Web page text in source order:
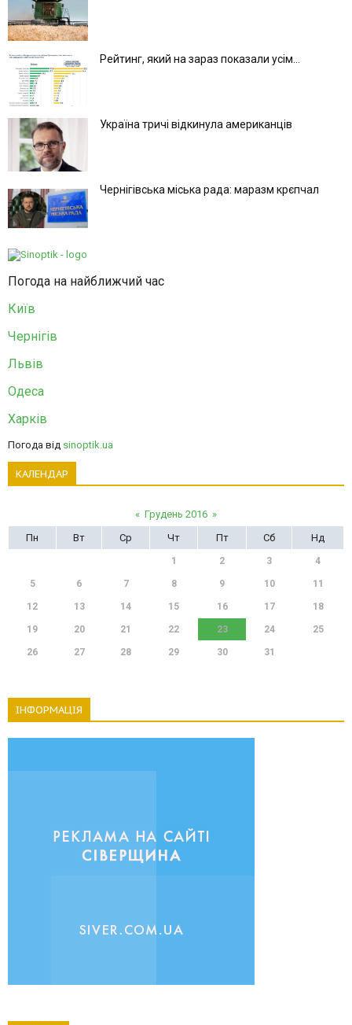
Рейтинг, який на зараз показали усім...
Україна тричі відкинула американців
Чернігівська міська рада: маразм крєпчал
Погода на найближчий час
Київ
Чернігів
Львів
Одеса
Харків
Погода від sinoptik.ua
КАЛЕНДАР
« Грудень 2016 »
Пн
Вт Ср Чт Пт Сб Нд
1 2 3 4
5 6 7 8 9 10 11
12 13 14 15 16 17 18
19 20 21 22 23 24 25
26 27 28 29 30 31
ІНФОРМАЦІЯ